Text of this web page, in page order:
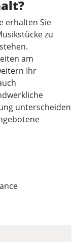
erhalten Sie
zu
am
Ihr
unterscheiden